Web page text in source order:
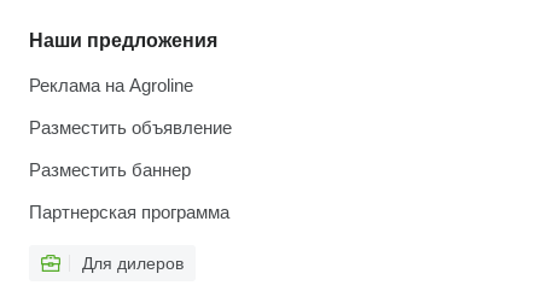
Наши предложения
Реклама на Agroline
Разместить объявление
Разместить баннер
Партнерская программа
Для дилеров